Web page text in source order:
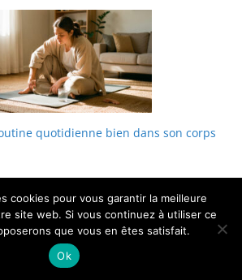
quotidienne bien dans son corps
© 2026 . Tous droits réservés.
cookies pour vous garantir la meilleure
site web. Si vous continuez à utiliser ce
que vous en êtes satisfait.
Ok